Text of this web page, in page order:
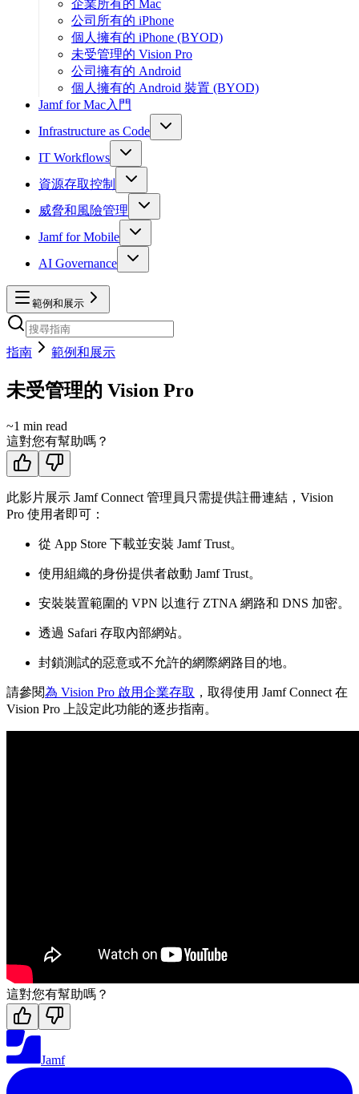
企業所有的 Mac
公司所有的 iPhone
個人擁有的 iPhone (BYOD)
未受管理的 Vision Pro
公司擁有的 Android
個人擁有的 Android 裝置 (BYOD)
Jamf for Mac入門
Infrastructure as Code
IT Workflows
資源存取控制
威脅和風險管理
Jamf for Mobile
AI Governance
範例和展示
指南 範例和展示
未受管理的 Vision Pro
~1 min read
這對您有幫助嗎？
此影片展示 Jamf Connect 管理員只需提供註冊連結，Vision
Pro 使用者即可：
從 App Store 下載並安裝 Jamf Trust。
使用組織的身份提供者啟動 Jamf Trust。
安裝裝置範圍的 VPN 以進行 ZTNA 網路和 DNS 加密。
透過 Safari 存取內部網站。
封鎖測試的惡意或不允許的網際網路目的地。
請參閱為 Vision Pro 啟用企業存取 ，取得使用 Jamf Connect 在
Vision Pro 上設定此功能的逐步指南。
這對您有幫助嗎？
Jamf